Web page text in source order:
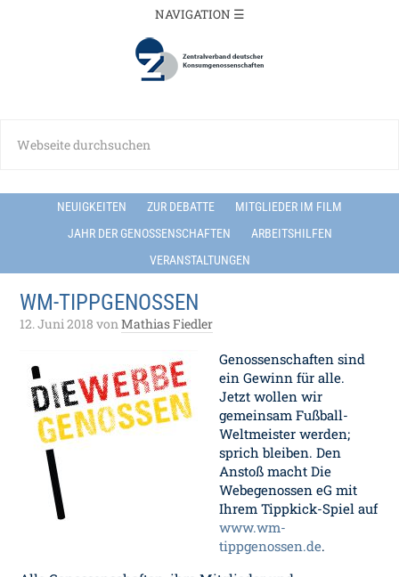
NEUIGKEITEN ZUR DEBATTE
MITGLIEDER IM FILM
JAHR DER GENOSSENSCHAFTEN
ARBEITSHILFEN
VERANSTALTUNGEN
WM-TIPPGENOSSEN
12. Juni 2018 vonMathias Fiedler
Genossenschaften sind
ein Gewinn für alle.
Jetzt wollen wir
gemeinsam Fußball-
Weltmeister werden;
sprich bleiben. Den
Anstoß macht Die
Webegenossen eG mit
Ihrem Tippkick-Spiel auf
www.wm-
tippgenossen.de.